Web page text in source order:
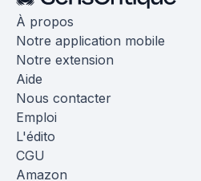
À propos
Notre application mobile
Notre extension
Aide
Nous contacter
Emploi
L'édito
CGU
Amazon